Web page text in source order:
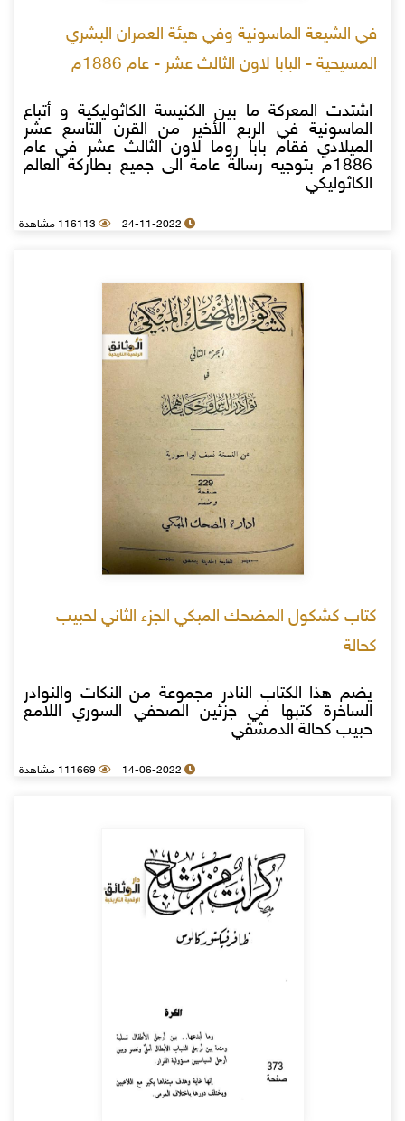
في الشيعة الماسونية وفي هيئة العمران البشري
المسيحية - البابا لاون الثالث عشر - عام 1886م
اشتدت المعركة ما بين الكنيسة الكاثوليكية و أتباع
الماسونية في الربع الأخير من القرن التاسع عشر
الميلادي فقام بابا روما لاون الثالث عشر في عام
1886م بتوجيه رسالة عامة الى جميع بطاركة العالم
الكاثوليكي
24-11-2022 116113 مشاهدة
كتاب كشكول المضحك المبكي الجزء الثاني لحبيب
كحالة
يضم هذا الكتاب النادر مجموعة من النكات والنوادر
الساخرة كتبها في جزئين الصحفي السوري اللامع
حبيب كحالة الدمشقي
14-06-2022 111669 مشاهدة